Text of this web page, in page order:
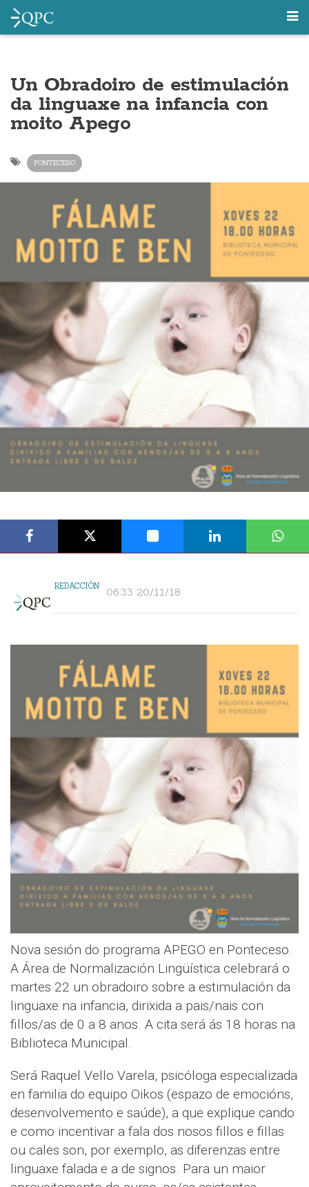
Un Obradoiro de estimulación
da linguaxe na infancia con
moito Apego
PONTECESO
REDACCIÓN 06:33 20/11/18
Nova sesión do programa APEGO en Ponteceso.
A Área de Normalización Lingüística celebrará o
martes 22 un obradoiro sobre a estimulación da
linguaxe na infancia, dirixida a pais/nais con
fillos/as de 0 a 8 anos. A cita será ás 18 horas na
Biblioteca Municipal.
Será Raquel Vello Varela, psicóloga especializada
en familia do equipo Oikos (espazo de emocións,
desenvolvemento e saúde), a que explique cando
e como incentivar a fala dos nosos fillos e fillas
ou cales son, por exemplo, as diferenzas entre
linguaxe falada e a de signos. Para un maior